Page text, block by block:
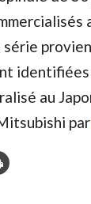
au
par